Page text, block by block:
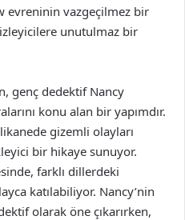
evreninin vazgeçilmez bir
izleyicilere unutulmaz bir
genç dedektif Nancy
konu alan bir yapımdır.
gizemli olayları
bir hikaye sunuyor.
farklı dillerdeki
katılabiliyor. Nancy’nin
olarak öne çıkarırken,